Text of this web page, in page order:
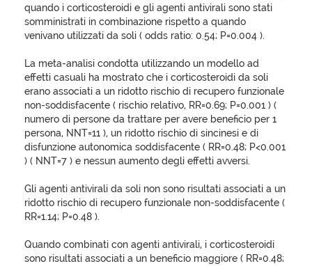
quando i corticosteroidi e gli agenti antivirali sono stati
somministrati in combinazione rispetto a quando
venivano utilizzati da soli ( odds ratio: 0.54; P=0.004 ).
La meta-analisi condotta utilizzando un modello ad
effetti casuali ha mostrato che i corticosteroidi da soli
erano associati a un ridotto rischio di recupero funzionale
non-soddisfacente ( rischio relativo, RR=0.69; P=0.001 ) (
numero di persone da trattare per avere beneficio per 1
persona, NNT=11 ), un ridotto rischio di sincinesi e di
disfunzione autonomica soddisfacente ( RR=0.48; P<0.001
) ( NNT=7 ) e nessun aumento degli effetti avversi.
Gli agenti antivirali da soli non sono risultati associati a un
ridotto rischio di recupero funzionale non-soddisfacente (
RR=1.14; P=0.48 ).
Quando combinati con agenti antivirali, i corticosteroidi
sono risultati associati a un beneficio maggiore ( RR=0.48;